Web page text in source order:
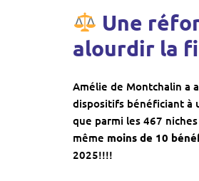
Une
alourdir la
Amélie de Montchalin a
dispositifs bénéficiant à
que parmi les 467
même moins de 10
2025!!!!